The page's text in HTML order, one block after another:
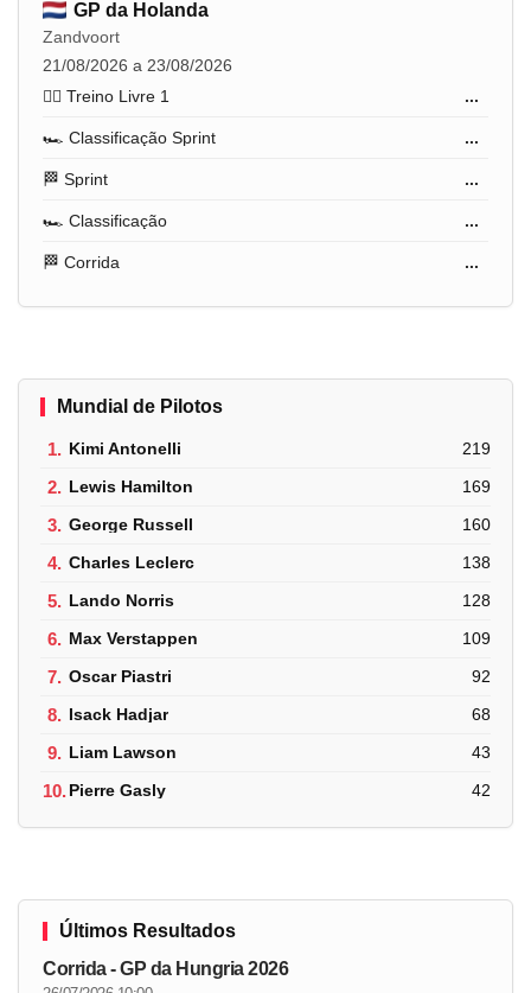
GP da Holanda
Zandvoort
21/08/2026 a 23/08/2026
🏋️‍♂️ Treino Livre 1
...
🏎️ Classificação Sprint ...
🏁 Sprint ...
🏎️ Classificação ...
🏁 Corrida ...
Mundial de Pilotos
1. Kimi Antonelli 219
2. Lewis Hamilton 169
3. George Russell 160
4. Charles Leclerc 138
5. Lando Norris 128
6. Max Verstappen 109
7. Oscar Piastri 92
8. Isack Hadjar 68
9. Liam Lawson 43
10.Pierre Gasly 42
Últimos Resultados
Corrida - GP da Hungria 2026